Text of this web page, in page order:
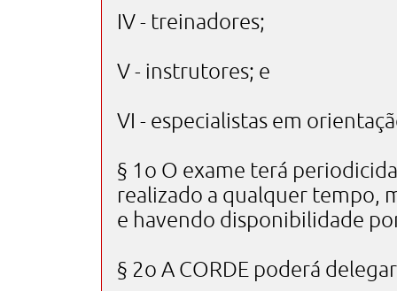
IV - treinadores;
V - instrutores; e
VI - especialistas em
§ 1o O exame terá
realizado a qualquer tempo,
e havendo disponibilidade
§ 2o A CORDE poderá